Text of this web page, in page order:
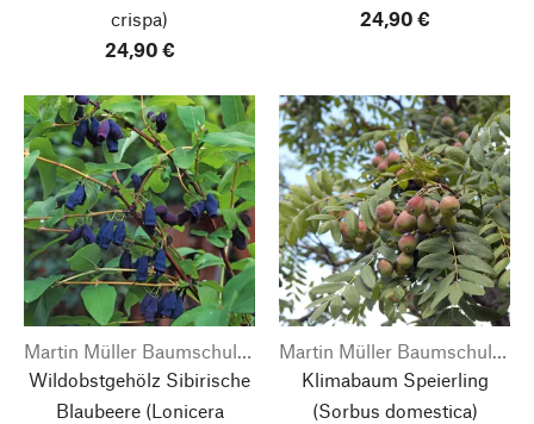
crispa)
24,90 €
24,90 €
Martin Müller Baumschulen
Wildobstgehölz Sibirische
Blaubeere(Lonicera
Martin Müller Baumschulen
Klimabaum Speierling
(Sorbus domestica)